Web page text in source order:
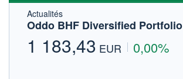
FORUM
Actualités
Oddo BHF Diversified Portfolio
1 183,43 EUR 0,00%